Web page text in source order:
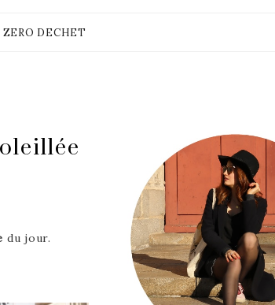
ZERO DECHET
du jour.